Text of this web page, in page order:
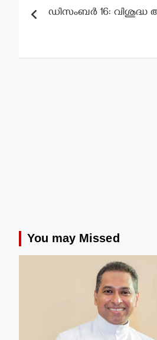
navigation
ഡിസംബര്‍ 16:
You may Missed